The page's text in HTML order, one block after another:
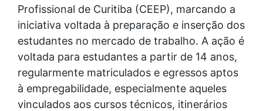
Profissional de Curitiba (CEEP), marcando a
iniciativa voltada à preparação e inserção dos
estudantes no mercado de trabalho. A ação é
voltada para estudantes a partir de 14 anos,
regularmente matriculados e egressos aptos
à empregabilidade, especialmente aqueles
vinculados aos cursos técnicos, itinerários